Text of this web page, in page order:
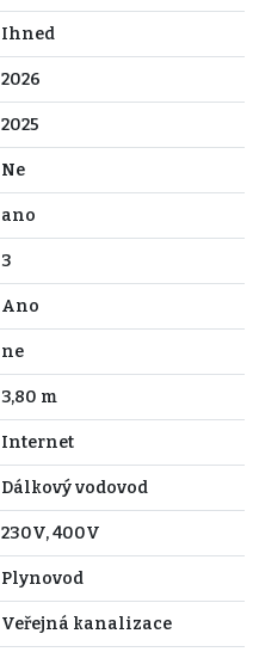
Ihned
2026
2025
Ne
ano
3
Ano
ne
3,80 m
Internet
Dálkový vodovod
230V, 400V
Plynovod
Veřejná kanalizace